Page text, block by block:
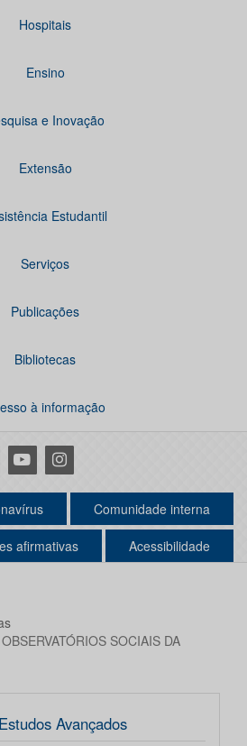
Hospitais
Ensino
e Inovação
Extensão
Estudantil
Serviços
Publicações
Bibliotecas
à informação
YoutubeInstagram
Comunidade interna
afirmativas Acessibilidade
SOCIAIS DA
Avançados